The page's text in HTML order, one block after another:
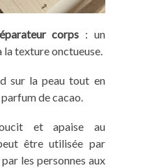
corps : un
texture onctueuse.
sur la peau tout en
de cacao.
et apaise au
être utilisée par
les personnes aux